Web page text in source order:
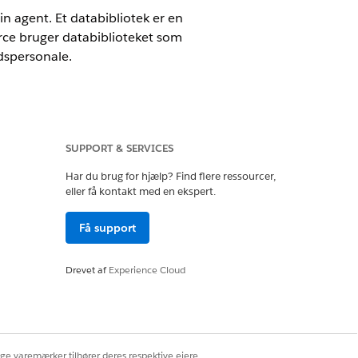
agent. Et databibliotek er en
bruger databiblioteket som
Kræver, at
Tilpas applikation
SUPPORT & SERVICES
Har du brug for hjælp? Find flere ressourcer,
eller få kontakt med en ekspert.
Få support
Drevet afExperience Cloud
varemærker tilhører deres respektive ejere.